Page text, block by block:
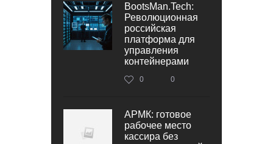
BootsMan.Tech:
Революционная
российская
платформа для
управления
контейнерами
0 0
АРМК: готовое
рабочее место
кассира без